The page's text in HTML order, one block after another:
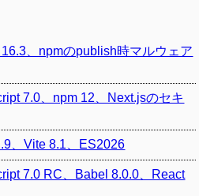
、npmのpublish時マルウェア
7.0、npm 12、Next.jsのセキ
、Vite 8.1、ES2026
7.0 RC、Babel 8.0.0、React